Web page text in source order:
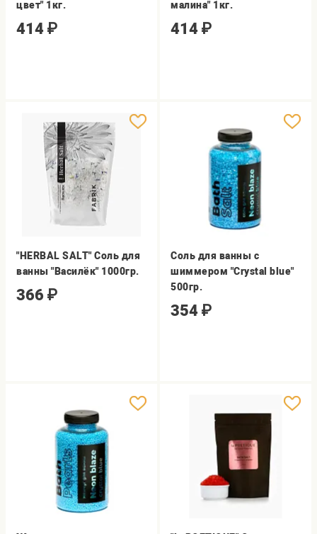
цвет" 1кг.
414 ₽
малина" 1кг.
414 ₽
"HERBAL SALT" Соль для
ванны "Василёк" 1000гр.
366 ₽
Соль для ванны с
шиммером "Crystal blue"
500гр.
354 ₽